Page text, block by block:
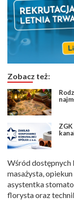
Zobacz też:
Wśród dostępnych
masażysta,
asystentka
florysta oraz